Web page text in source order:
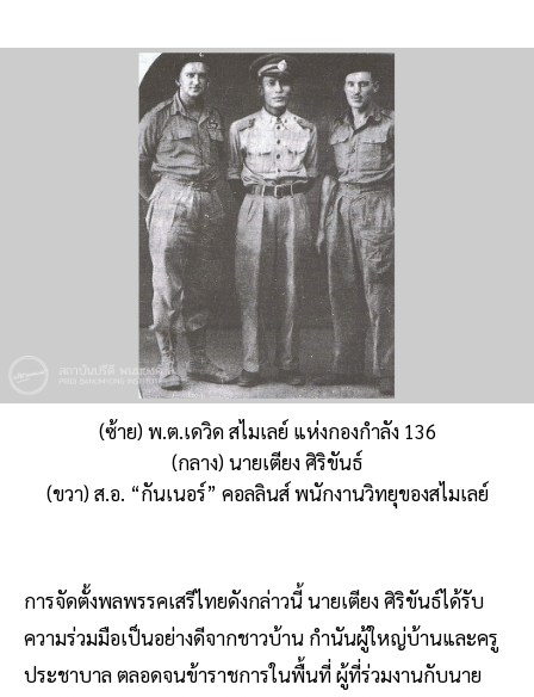
(ซ้าย) พ.ต.เดวิด สไมเลย์ แห่งกองกำลัง 136
(กลาง) นายเตียง ศิริขันธ์
(ขวา) ส.อ. “กันเนอร์” คอลลินส์ พนักงานวิทยุของสไมเลย์
การจัดตั้งพลพรรคเสรีไทยดังกล่าวนี้ นายเตียง ศิริขันธ์ได้รับ
ความร่วมมือเป็นอย่างดีจากชาวบ้าน กำนันผู้ใหญ่บ้านและครู
ประชาบาล ตลอดจนข้าราชการในพื้นที่ ผู้ที่ร่วมงานกับนาย